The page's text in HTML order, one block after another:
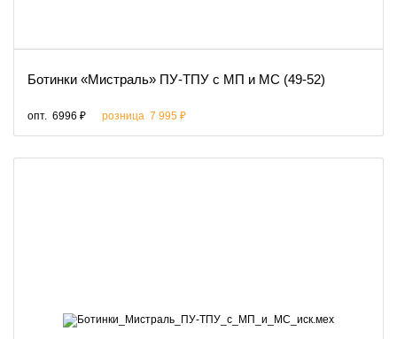
Ботинки «Мистраль» ПУ-ТПУ с МП и МС (49-52)
опт. 6996 ₽ розница 7 995 ₽